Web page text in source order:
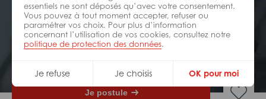
essentiels ne sont déposés qu’avec votre consentement.
Vous pouvez à tout moment accepter, refuser ou
paramétrer vos choix. Pour plus d’information
concernant l’utilisation de vos cookies, consultez notre
politique de protection des données.
Je refuse Je choisis OK pour moi
Manutentionnaire H/F
Interim Nueil-les-Aubiers
Je postule